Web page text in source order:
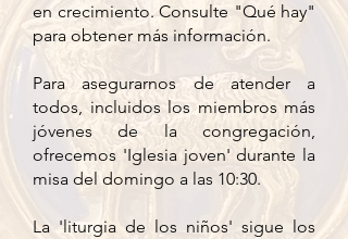
en crecimiento. Consulte "Qué hay"
para obtener más información.
Para asegurarnos de atender a
todos, incluidos los miembros más
jóvenes de la congregación,
ofrecemos 'Iglesia joven' durante la
misa del domingo a las 10:30.
La 'liturgia de los niños' sigue los